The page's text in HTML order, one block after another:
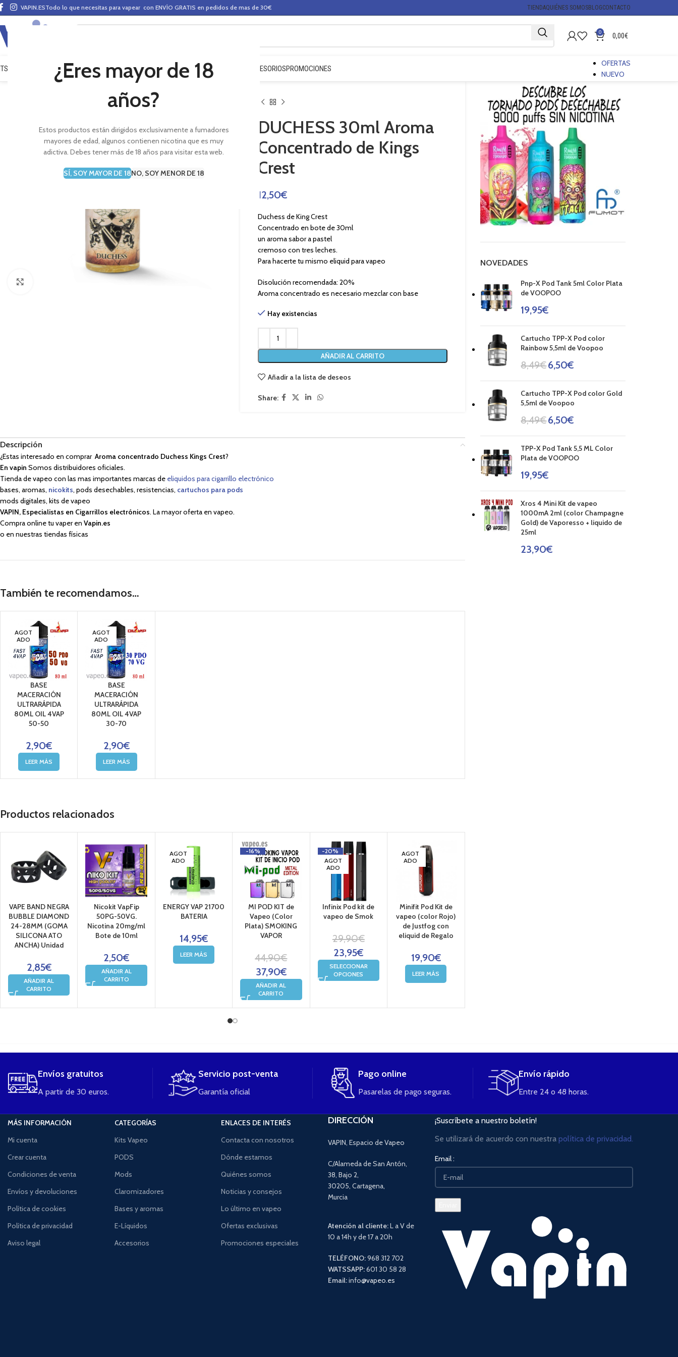
¿Eres mayor de 18
años?
Estos productos están dirigidos exclusivamente a fumadores
mayores de edad, algunos contienen nicotina que es muy
adictiva. Debes tener más de 18 años para visitar esta web.
SÍ, SOY MAYOR DE 18NO, SOY MENOR DE 18
VAPIN.ESTodo lo que necesitas para vapear con ENVÍO GRATIS en pedidos de mas de 30€ TIENDAQUIÉNES SOMOSBLOGCONTACTO
0 0,00€
VAPEO MODS CLAROMIZADORES BASES Y AROMAS (ALQUIMIA) ACCESORIOSPROMOCIONES
OFERTAS
NUEVO
DUCHESS 30ml Aroma
Concentrado de Kings
Crest
12,50€
Duchess de King Crest
Concentrado en bote de 30ml
un aroma sabor a pastel
cremoso con tres leches.
Para hacerte tu mismo eliquid para vapeo
Disolución recomendada: 20%
Aroma concentrado es necesario mezclar con base
Hay existencias
AÑADIR AL CARRITO
Añadir a la lista de deseos
Share:
Descripción
¿Estas interesado en comprar Aroma concentrado Duchess Kings Crest?
En vapin Somos distribuidores oficiales.
Tienda de vapeo con las mas importantes marcas de eliquidos para cigarrillo electrónico
bases, aromas, nicokits, pods desechables, resistencias, cartuchos para pods
mods digitales, kits de vapeo
VAPIN, Especialistas en Cigarrillos electrónicos. La mayor oferta en vapeo.
Compra online tu vaper en Vapin.es
o en nuestras tiendas físicas
También te recomendamos…
AGOT
ADO
BASE
MACERACIÓN
ULTRARÁPIDA
80ML OIL 4VAP
50-50
2,90€
LEER MÁS
AGOT
ADO
BASE
MACERACIÓN
ULTRARÁPIDA
80ML OIL 4VAP
30-70
2,90€
LEER MÁS
Productos relacionados
VAPE BAND NEGRA
BUBBLE DIAMOND
24-28MM (GOMA
SILICONA ATO
ANCHA) Unidad
2,85€
AÑADIR AL
CARRITO
Nicokit VapFip
50PG-50VG.
Nicotina 20mg/ml
Bote de 10ml
2,50€
AÑADIR AL
CARRITO
AGOT
ADO
ENERGY VAP 21700
BATERIA
14,95€
LEER MÁS
-16%
MI POD KIT de
Vapeo (Color
Plata) SMOKING
VAPOR
44,90€
37,90€
AÑADIR AL
CARRITO
-20%
AGOT
ADO
Infinix Pod kit de
vapeo de Smok
29,90€
23,95€
SELECCIONAR
OPCIONES
AGOT
ADO
Minifit Pod Kit de
vapeo (color Rojo)
de Justfog con
eliquid de Regalo
19,90€
LEER MÁS
NOVEDADES
Pnp-X Pod Tank 5ml Color Plata
de VOOPOO
19,95€
Cartucho TPP-X Pod color
Rainbow 5,5ml de Voopoo
8,49€6,50€
Cartucho TPP-X Pod color Gold
5,5ml de Voopoo
8,49€6,50€
TPP-X Pod Tank 5,5 ML Color
Plata de VOOPOO
19,95€
Xros 4 Mini Kit de vapeo
1000mA 2ml (color Champagne
Gold) de Vaporesso + liquido de
25ml
23,90€
Envíos gratuitos
A partir de 30 euros.
Servicio post-venta
Garantía oficial
Pago online
Pasarelas de pago seguras.
Envío rápido
Entre 24 o 48 horas.
MÁS INFORMACIÓN
Mi cuenta
Crear cuenta
Condiciones de venta
Envíos y devoluciones
Política de cookies
Política de privacidad
Aviso legal
CATEGORÍAS
Kits Vapeo
PODS
Mods
Claromizadores
Bases y aromas
E-Líquidos
Accesorios
ENLACES DE INTERÉS
Contacta con nosotros
Dónde estamos
Quiénes somos
Noticias y consejos
Lo último en vapeo
Ofertas exclusivas
Promociones especiales
DIRECCIÓN
VAPIN, Espacio de Vapeo
C/Alameda de San Antón,
38, Bajo 2,
30205, Cartagena,
Murcia
Atención al cliente:L a V de
10 a 14h y de 17 a 20h
TELÉFONO:968 312 702
WATSSAPP:601 30 58 28
Email:info@vapeo.es
¡Suscríbete a nuestro boletín!
Se utilizará de acuerdo con nuestra política de privacidad.
Email :